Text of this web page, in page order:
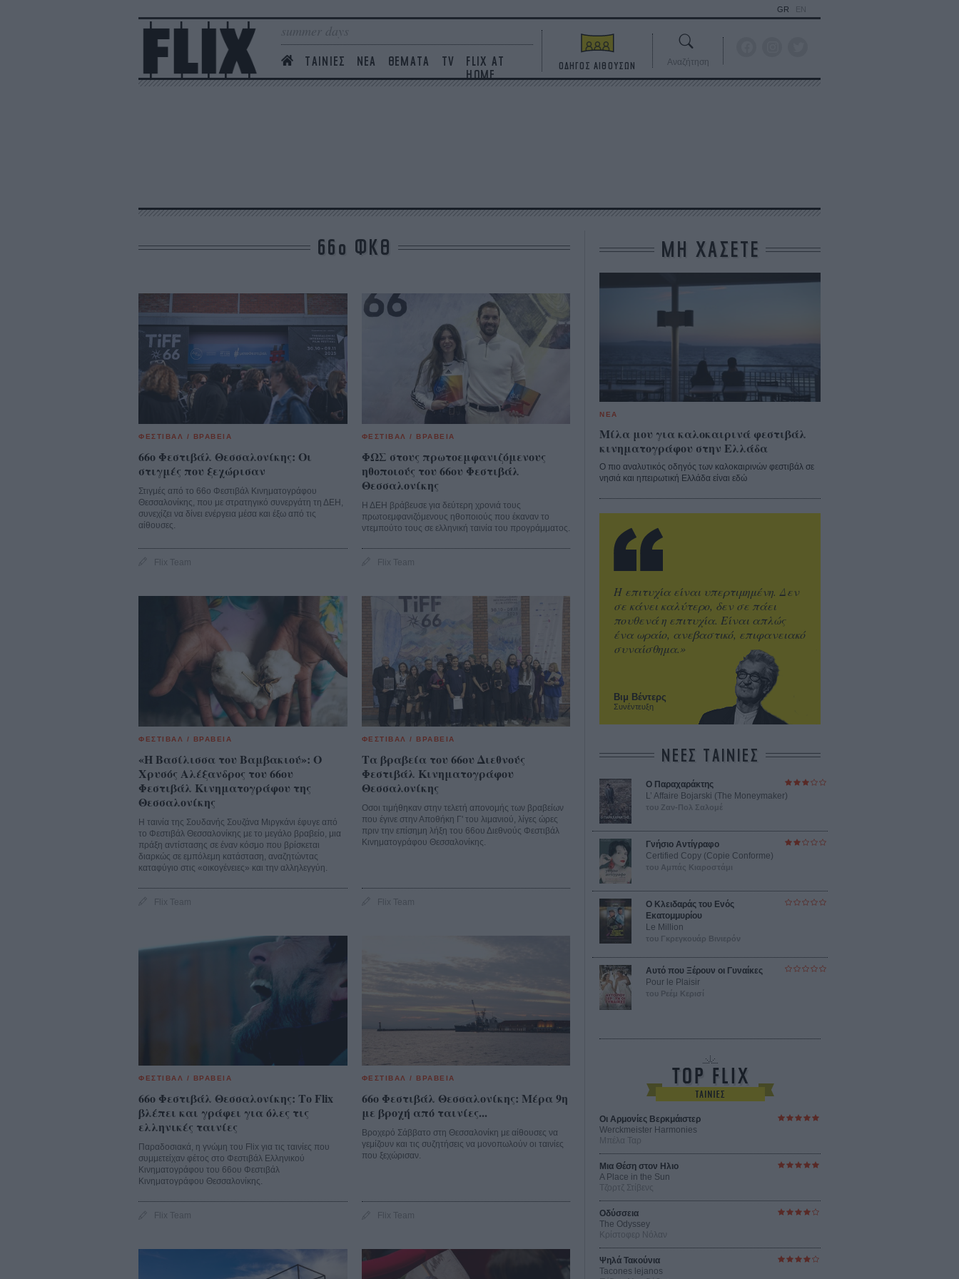
summer days
ΤΑΙΝΙΕΣ ΝΕΑ ΘΕΜΑΤΑ TV
FLIX AT
HOME
GR EN
ΟΔΗΓΟΣ ΑΙΘΟΥΣΩΝ Αναζήτηση
66ο ΦΚΘ
ΦΕΣΤΙΒΑΛ / ΒΡΑΒΕΙΑ
66o Φεστιβάλ Θεσσαλονίκης: Οι
στιγμές που ξεχώρισαν
Στιγμές από το 66ο Φεστιβάλ Κινηματογράφου
Θεσσαλονίκης, που με στρατηγικό συνεργάτη τη ΔΕΗ,
συνεχίζει να δίνει ενέργεια μέσα και έξω από τις
αίθουσες.
Flix Team
ΦΕΣΤΙΒΑΛ / ΒΡΑΒΕΙΑ
ΦΩΣ στους πρωτοεμφανιζόμενους
ηθοποιούς του 66ου Φεστιβάλ
Θεσσαλονίκης
Η ΔΕΗ βράβευσε για δεύτερη χρονιά τους
πρωτοεμφανιζόμενους ηθοποιούς που έκαναν το
ντεμπούτο τους σε ελληνική ταινία του προγράμματος.
Flix Team
ΦΕΣΤΙΒΑΛ / ΒΡΑΒΕΙΑ
«Η Βασίλισσα του Βαμβακιού»: Ο
Χρυσός Αλέξανδρος του 66ου
Φεστιβάλ Κινηματογράφου της
Θεσσαλονίκης
Η ταινία της Σουδανής Σουζάνα Μιργκάνι έφυγε από
το Φεστιβάλ Θεσσαλονίκης με το μεγάλο βραβείο, μια
πράξη αντίστασης σε έναν κόσμο που βρίσκεται
διαρκώς σε εμπόλεμη κατάσταση, αναζητώντας
καταφύγιο στις «οικογένειες» και την αλληλεγγύη.
Flix Team
ΦΕΣΤΙΒΑΛ / ΒΡΑΒΕΙΑ
Τα βραβεία του 66ου Διεθνούς
Φεστιβάλ Κινηματογράφου
Θεσσαλονίκης
Οσοι τιμήθηκαν στην τελετή απονομής των βραβείων
που έγινε στην Αποθήκη Γ' του λιμανιού, λίγες ώρες
πριν την επίσημη λήξη του 66ου Διεθνούς Φεστιβάλ
Κινηματογράφου Θεσσαλονίκης.
Flix Team
ΦΕΣΤΙΒΑΛ / ΒΡΑΒΕΙΑ
66o Φεστιβάλ Θεσσαλονίκης: Το Flix
βλέπει και γράφει για όλες τις
ελληνικές ταινίες
Παραδοσιακά, η γνώμη του Flix για τις ταινίες που
συμμετείχαν φέτος στο Φεστιβάλ Ελληνικού
Κινηματογράφου του 66ου Φεστιβάλ
Κινηματογράφου Θεσσαλονίκης.
Flix Team
ΦΕΣΤΙΒΑΛ / ΒΡΑΒΕΙΑ
66o Φεστιβάλ Θεσσαλονίκης: Μέρα 9η
με βροχή από ταινίες...
Βροχερό Σάββατο στη Θεσσαλονίκη με αίθουσες να
γεμίζουν και τις συζητήσεις να μονοπωλούν οι ταινίες
που ξεχώρισαν.
Flix Team
ΜΗ ΧΑΣΕΤΕ
ΝΕΑ
Μίλα μου για καλοκαιρινά φεστιβάλ
κινηματογράφου στην Ελλάδα
Ο πιο αναλυτικός οδηγός των καλοκαιρινών φεστιβάλ σε
νησιά και ηπειρωτική Ελλάδα είναι εδώ
Βιμ Βέντερς
Συνέντευξη
Η επιτυχία είναι υπερτιμημένη. Δεν
σε κάνει καλύτερο, δεν σε πάει
πουθενά η επιτυχία. Είναι απλώς
ένα ωραίο, ανεβαστικό, επιφανειακό
συναίσθημα.»
ΝΕΕΣ ΤΑΙΝΙΕΣ
Ο Παραχαράκτης
L’ Affaire Bojarski (The Moneymaker)
του Ζαν-Πολ Σαλομέ
Γνήσιο Αντίγραφο
Certified Copy (Copie Conforme)
του Αμπάς Κιαροστάμι
Ο Κλειδαράς του Ενός
Εκατομμυρίου
Le Million
του Γκρεγκουάρ Βινιερόν
Αυτό που Ξέρουν οι Γυναίκες
Pour le Plaisir
του Ρεέμ Κερισί
Οι Αρμονίες Βερκμάιστερ
Werckmeister Harmonies
Μπέλα Ταρ
Μια Θέση στον Ηλιο
A Place in the Sun
Τζορτζ Στίβενς
Οδύσσεια
The Odyssey
Κρίστοφερ Νόλαν
Ψηλά Τακούνια
Tacones lejanos